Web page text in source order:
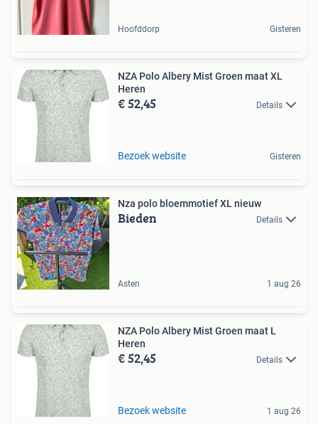
Hoofddorp Gisteren
NZA Polo Albery Mist Groen maat XL
Heren
€ 52,45 Details
Bezoek website Gisteren
Nza polo bloemmotief XL nieuw
Bieden Details
Asten 1 aug 26
NZA Polo Albery Mist Groen maat L
Heren
€ 52,45 Details
Bezoek website 1 aug 26